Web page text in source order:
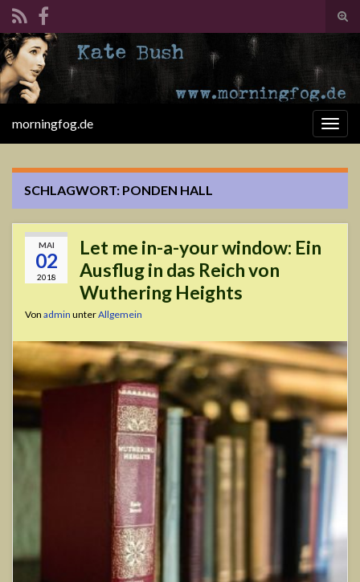
Search for:
morningfog.de
SCHLAGWORT: PONDEN HALL
MAI
02
2018
Let me in-a-your window: Ein
Ausflug in das Reich von
Wuthering Heights
Von admin unterAllgemein